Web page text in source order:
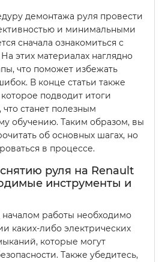
демонтажа руля провести
и минимальными
сначала ознакомиться с
этих материалах наглядно
что поможет избежать
В конце статьи также
подводит итоги
станет полезным
обучению. Таким образом, вы
об основных шагах, но
в процессе.
руля на Renault
инструменты и
работы необходимо
каких-либо электрических
которые могут
Также убедитесь,